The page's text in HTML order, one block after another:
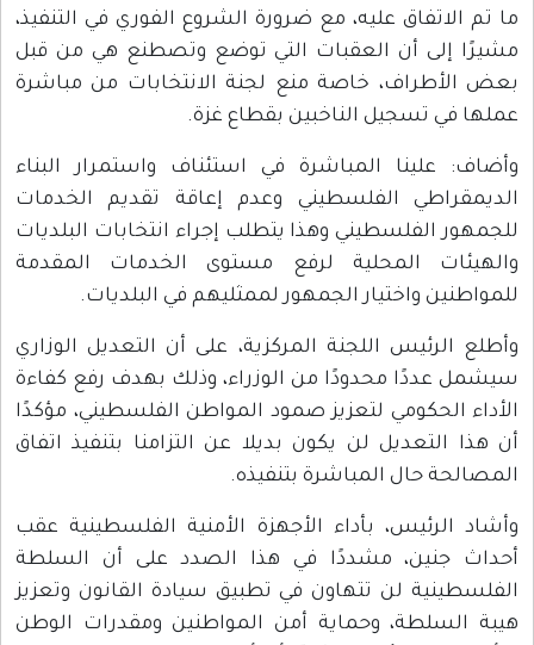
ما تم الاتفاق عليه، مع ضرورة الشروع الفوري في التنفيذ،
مشيرًا إلى أن العقبات التي توضع وتصطنع هي من قبل
بعض الأطراف، خاصة منع لجنة الانتخابات من مباشرة
عملها في تسجيل الناخبين بقطاع غزة.
وأضاف: علينا المباشرة في استئناف واستمرار البناء
الديمقراطي الفلسطيني وعدم إعاقة تقديم الخدمات
للجمهور الفلسطيني وهذا يتطلب إجراء انتخابات البلديات
والهيئات المحلية لرفع مستوى الخدمات المقدمة
للمواطنين واختيار الجمهور لممثليهم في البلديات.
وأطلع الرئيس اللجنة المركزية، على أن التعديل الوزاري
سيشمل عددًا محدودًا من الوزراء، وذلك بهدف رفع كفاءة
الأداء الحكومي لتعزيز صمود المواطن الفلسطيني، مؤكدًا
أن هذا التعديل لن يكون بديلا عن التزامنا بتنفيذ اتفاق
المصالحة حال المباشرة بتنفيذه.
وأشاد الرئيس، بأداء الأجهزة الأمنية الفلسطينية عقب
أحداث جنين، مشددًا في هذا الصدد على أن السلطة
الفلسطينية لن تتهاون في تطبيق سيادة القانون وتعزيز
هيبة السلطة، وحماية أمن المواطنين ومقدرات الوطن